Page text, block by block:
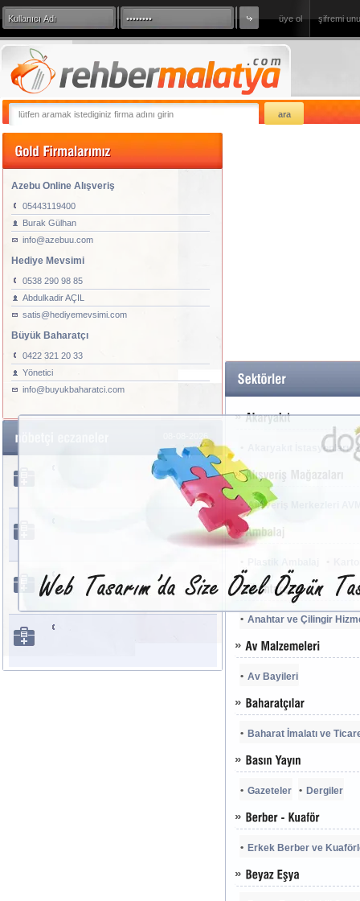
üye ol şifremi
360 Derece Sanal Tur
Azebu Online Alışveriş
05443119400
Burak Gülhan
info@azebuu.com
Hediye Mevsimi
0538 290 98 85
Abdulkadir AÇIL
satis@hediyemevsimi.com
Büyük Baharatçı
0422 321 20 33
Yönetici
info@buyukbaharatci.com
08-08-2026
Akaryakıt İstasyonları
Alışveriş Merkezleri
Plastik Ambalaj
Anahtar ve Çilingir
Av Bayileri
Baharat İmalatı ve
Gazeteler Dergiler
Erkek Berber ve